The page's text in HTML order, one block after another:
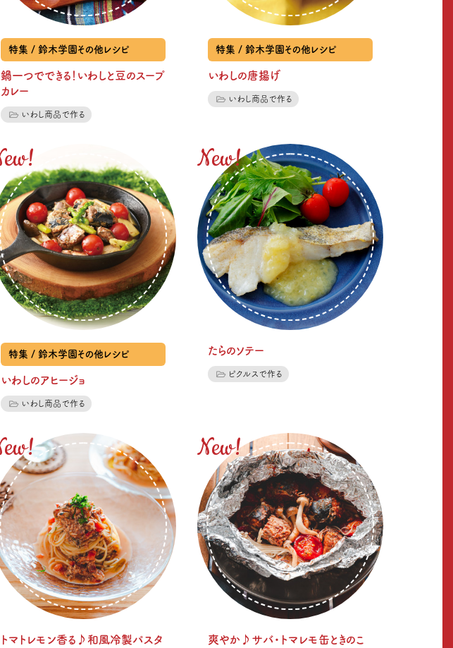
特集 / 鈴木学園その他レシピ
鍋一つでできる！いわしと豆のスープ
カレー
いわし商品で作る
特集 / 鈴木学園その他レシピ
いわしの唐揚げ
いわし商品で作る
特集 / 鈴木学園その他レシピ
いわしのアヒージョ
いわし商品で作る
たらのソテー
ピクルスで作る
トマトレモン香る♪和風冷製パスタ
爽やか♪サバ・トマレモ缶ときのこ